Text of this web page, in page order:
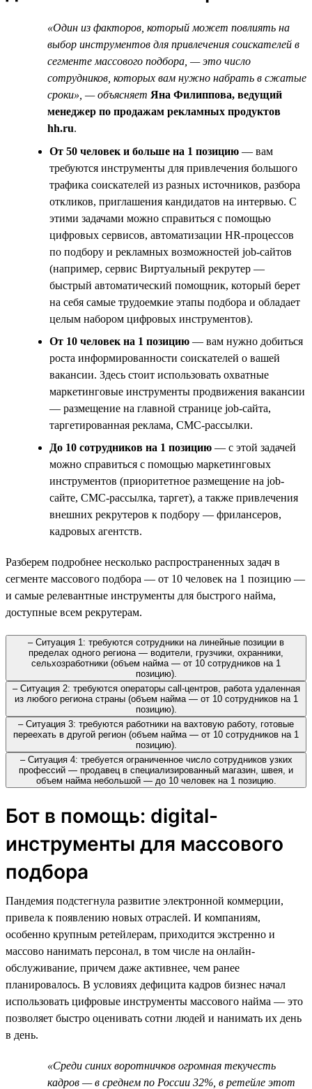
«Один из факторов, который может повлиять на
выбор инструментов для привлечения соискателей в
сегменте массового подбора, — это число
сотрудников, которых вам нужно набрать в сжатые
сроки», — объясняет Яна Филиппова, ведущий
менеджер по продажам рекламных продуктов
hh.ru.
От 50 человек и больше на 1 позицию — вам
требуются инструменты для привлечения большого
трафика соискателей из разных источников, разбора
откликов, приглашения кандидатов на интервью. С
этими задачами можно справиться с помощью
цифровых сервисов, автоматизации HR-процессов
по подбору и рекламных возможностей job-сайтов
(например, сервис Виртуальный рекрутер —
быстрый автоматический помощник, который берет
на себя самые трудоемкие этапы подбора и обладает
целым набором цифровых инструментов).
От 10 человек на 1 позицию — вам нужно добиться
роста информированности соискателей о вашей
вакансии. Здесь стоит использовать охватные
маркетинговые инструменты продвижения вакансии
— размещение на главной странице job-сайта,
таргетированная реклама, СМС-рассылки.
До 10 сотрудников на 1 позицию — с этой задачей
можно справиться с помощью маркетинговых
инструментов (приоритетное размещение на job-
сайте, СМС-рассылка, таргет), а также привлечения
внешних рекрутеров к подбору — фрилансеров,
кадровых агентств.
Разберем подробнее несколько распространенных задач в
сегменте массового подбора — от 10 человек на 1 позицию —
и самые релевантные инструменты для быстрого найма,
доступные всем рекрутерам.
– Ситуация 1: требуются сотрудники на линейные позиции в
пределах одного региона — водители, грузчики, охранники,
сельхозработники (объем найма — от 10 сотрудников на 1
позицию).
– Ситуация 2: требуются операторы call-центров, работа удаленная
из любого региона страны (объем найма — от 10 сотрудников на 1
позицию).
– Ситуация 3: требуются работники на вахтовую работу, готовые
переехать в другой регион (объем найма — от 10 сотрудников на 1
позицию).
– Ситуация 4: требуется ограниченное число сотрудников узких
профессий — продавец в специализированный магазин, швея, и
объем найма небольшой — до 10 человек на 1 позицию.
Бот в помощь: digital-
инструменты для массового
подбора
Пандемия подстегнула развитие электронной коммерции,
привела к появлению новых отраслей. И компаниям,
особенно крупным ретейлерам, приходится экстренно и
массово нанимать персонал, в том числе на онлайн-
обслуживание, причем даже активнее, чем ранее
планировалось. В условиях дефицита кадров бизнес начал
использовать цифровые инструменты массового найма — это
позволяет быстро оценивать сотни людей и нанимать их день
в день.
«Среди синих воротничков огромная текучесть
кадров — в среднем по России 32%, в ретейле этот